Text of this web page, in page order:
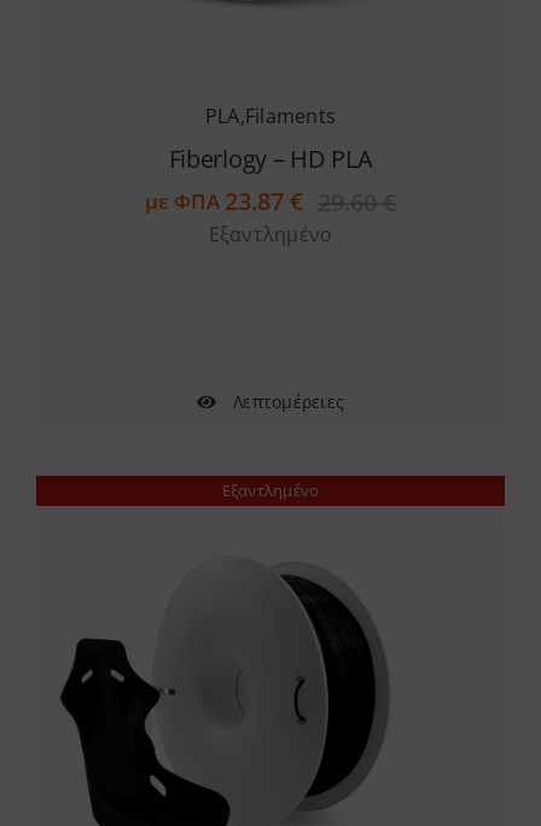
PLA,Filaments
Fiberlogy – HD PLA
29.60 €
23.87€
με ΦΠΑ
Εξαντλημένο
Λεπτομέρειες
Εξαντλημένο